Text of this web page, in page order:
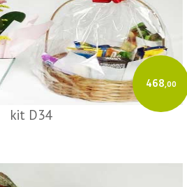
468,00
kit D34